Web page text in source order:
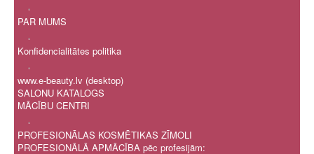
.
PAR MUMS
.
Konfidencialitātes politika
.
www.e-beauty.lv (desktop)
SALONU KATALOGS
MĀCĪBU CENTRI
.
PROFESIONĀLAS KOSMĒTIKAS ZĪMOLI
PROFESIONĀLĀ APMĀCĪBA pēc profesijām: